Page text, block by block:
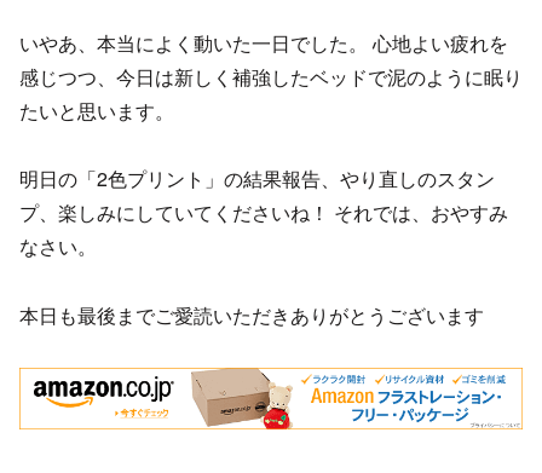
いやあ、本当によく動いた一日でした。 心地よい疲れを
感じつつ、今日は新しく補強したベッドで泥のように眠り
たいと思います。
明日の「2色プリント」の結果報告、やり直しのスタン
プ、楽しみにしていてくださいね！ それでは、おやすみ
なさい。
本日も最後までご愛読いただきありがとうございます